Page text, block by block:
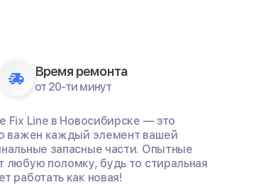
Время ремонта
от 20-ти минут
Fix Line в Новосибирске — это
важен каждый элемент вашей
запасные части. Опытные
любую поломку, будь то стиральная
работать как новая!